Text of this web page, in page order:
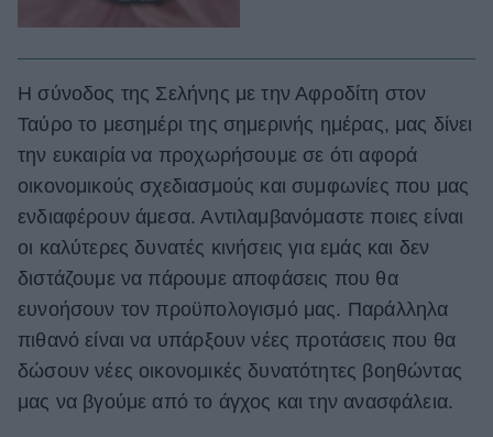
Η σύνοδος της Σελήνης με την Αφροδίτη στον
Ταύρο το μεσημέρι της σημερινής ημέρας, μας δίνει
την ευκαιρία να προχωρήσουμε σε ότι αφορά
οικονομικούς σχεδιασμούς και συμφωνίες που μας
ενδιαφέρουν άμεσα. Αντιλαμβανόμαστε ποιες είναι
οι καλύτερες δυνατές κινήσεις για εμάς και δεν
διστάζουμε να πάρουμε αποφάσεις που θα
ευνοήσουν τον προϋπολογισμό μας. Παράλληλα
πιθανό είναι να υπάρξουν νέες προτάσεις που θα
δώσουν νέες οικονομικές δυνατότητες βοηθώντας
μας να βγούμε από το άγχος και την ανασφάλεια.